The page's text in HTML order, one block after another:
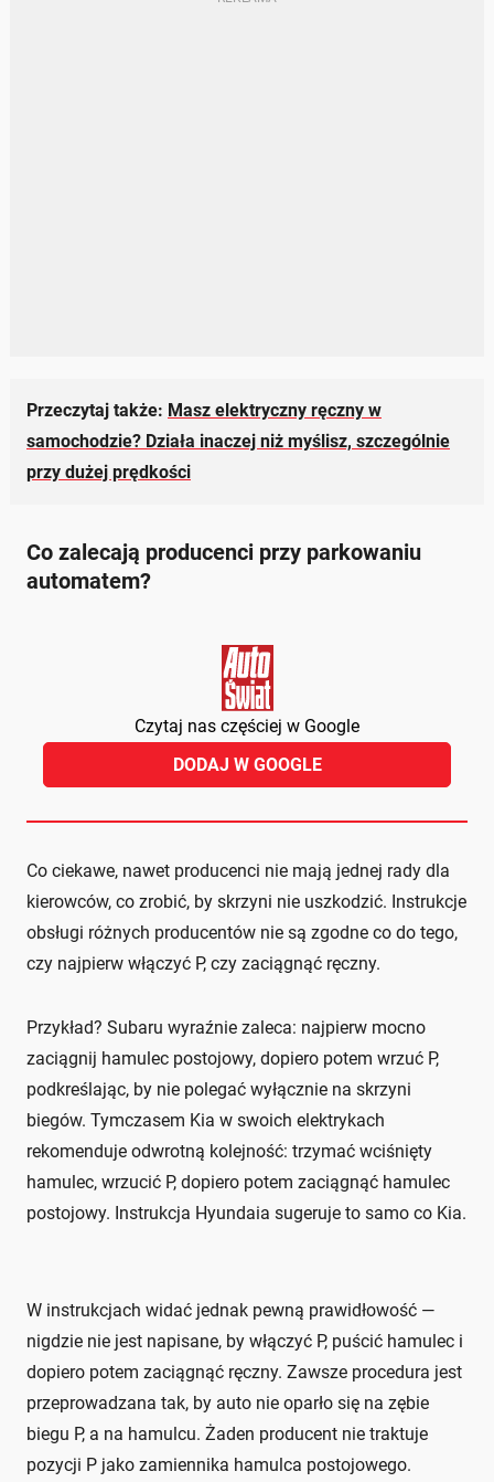
Przeczytaj także: Masz elektryczny ręczny w
samochodzie? Działa inaczej niż myślisz, szczególnie
przy dużej prędkości
Co zalecają producenci przy parkowaniu
automatem?
Czytaj nas częściej w Google
DODAJ W GOOGLE
Co ciekawe, nawet producenci nie mają jednej rady dla
kierowców, co zrobić, by skrzyni nie uszkodzić. Instrukcje
obsługi różnych producentów nie są zgodne co do tego,
czy najpierw włączyć P, czy zaciągnąć ręczny.
Przykład? Subaru wyraźnie zaleca: najpierw mocno
zaciągnij hamulec postojowy, dopiero potem wrzuć P,
podkreślając, by nie polegać wyłącznie na skrzyni
biegów. Tymczasem Kia w swoich elektrykach
rekomenduje odwrotną kolejność: trzymać wciśnięty
hamulec, wrzucić P, dopiero potem zaciągnąć hamulec
postojowy. Instrukcja Hyundaia sugeruje to samo co Kia.
W instrukcjach widać jednak pewną prawidłowość —
nigdzie nie jest napisane, by włączyć P, puścić hamulec i
dopiero potem zaciągnąć ręczny. Zawsze procedura jest
przeprowadzana tak, by auto nie oparło się na zębie
biegu P, a na hamulcu. Żaden producent nie traktuje
pozycji P jako zamiennika hamulca postojowego.